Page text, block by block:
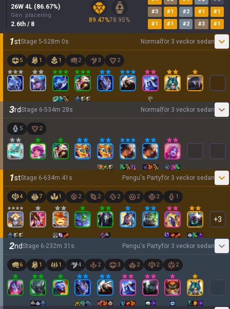
26W 4L (86.67%)
Gen. placering
2.6th / 8
89.47%78.95%
#3 #1 #2 #1 #1
#1 #1 #2 #3 #1
1stStage 5-528m 0s Normal för 3 veckor sedan
5 1 1 2 3 2
3rdStage 6-534m 28s Normal för 3 veckor sedan
5 2
1stStage 6-634m 41 s Pengu's Partyför 3 veckor sedan
4 7 1 2 2 2 2 2 1
+3
2ndStage 6-232m 31 s Pengu's Partyför 3 veckor sedan
6 1 1 4 2 3 2 2 2